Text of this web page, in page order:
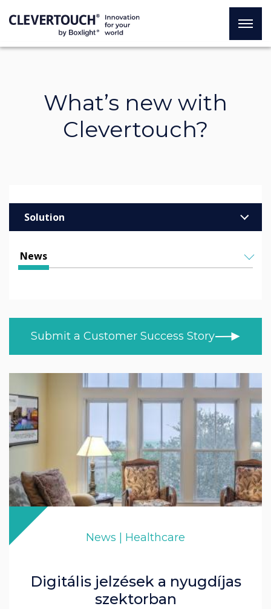
What’s new with
Clevertouch?
Solution
Healthcare
News
CUSTOMER STORIES
BLOG
PRODUCT NEWS
Submit a Customer Success Story
News | Healthcare
Digitális jelzések a nyugdíjas
szektorban